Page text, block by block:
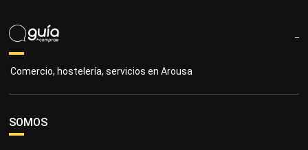
Comercio, hostelería, servicios en Arousa
SOMOS